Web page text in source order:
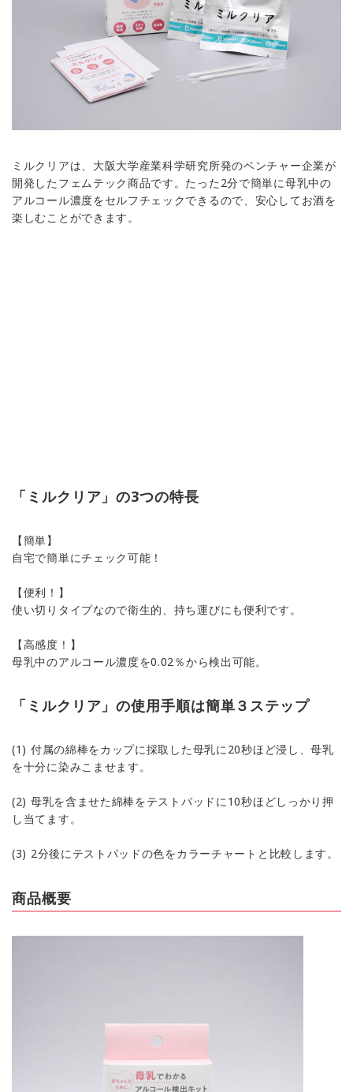
ミルクリアは、大阪大学産業科学研究所発のベンチャー企業が
開発したフェムテック商品です。たった2分で簡単に母乳中の
アルコール濃度をセルフチェックできるので、安心してお酒を
楽しむことができます。
「ミルクリア」の3つの特長
【簡単】
自宅で簡単にチェック可能！
【便利！】
使い切りタイプなので衛生的、持ち運びにも便利です。
【高感度！】
母乳中のアルコール濃度を0.02％から検出可能。
「ミルクリア」の使用手順は簡単３ステップ
(1) 付属の綿棒をカップに採取した母乳に20秒ほど浸し、母乳
を十分に染みこませます。
(2) 母乳を含ませた綿棒をテストパッドに10秒ほどしっかり押
し当てます。
(3) 2分後にテストパッドの色をカラーチャートと比較します。
商品概要